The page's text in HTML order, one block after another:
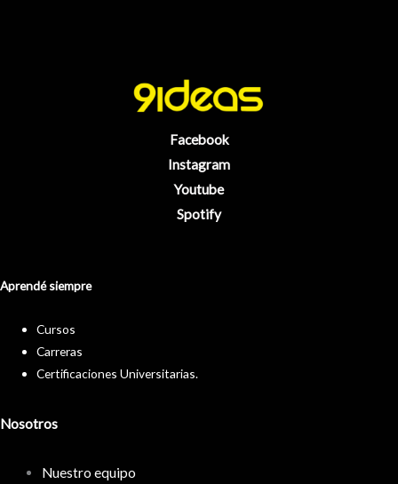
Facebook
Instagram
Youtube
Spotify
Aprendé siempre
Cursos
Carreras
Certificaciones Universitarias.
Nosotros
Nuestro equipo